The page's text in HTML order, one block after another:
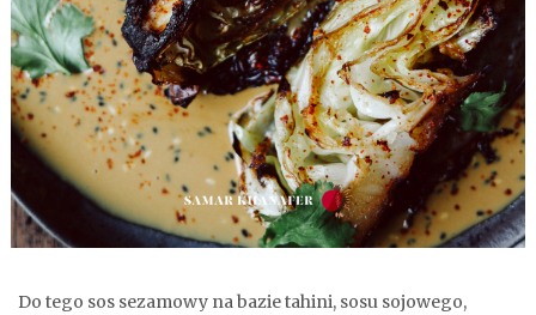
Do tego sos sezamowy na bazie tahini, sosu sojowego,